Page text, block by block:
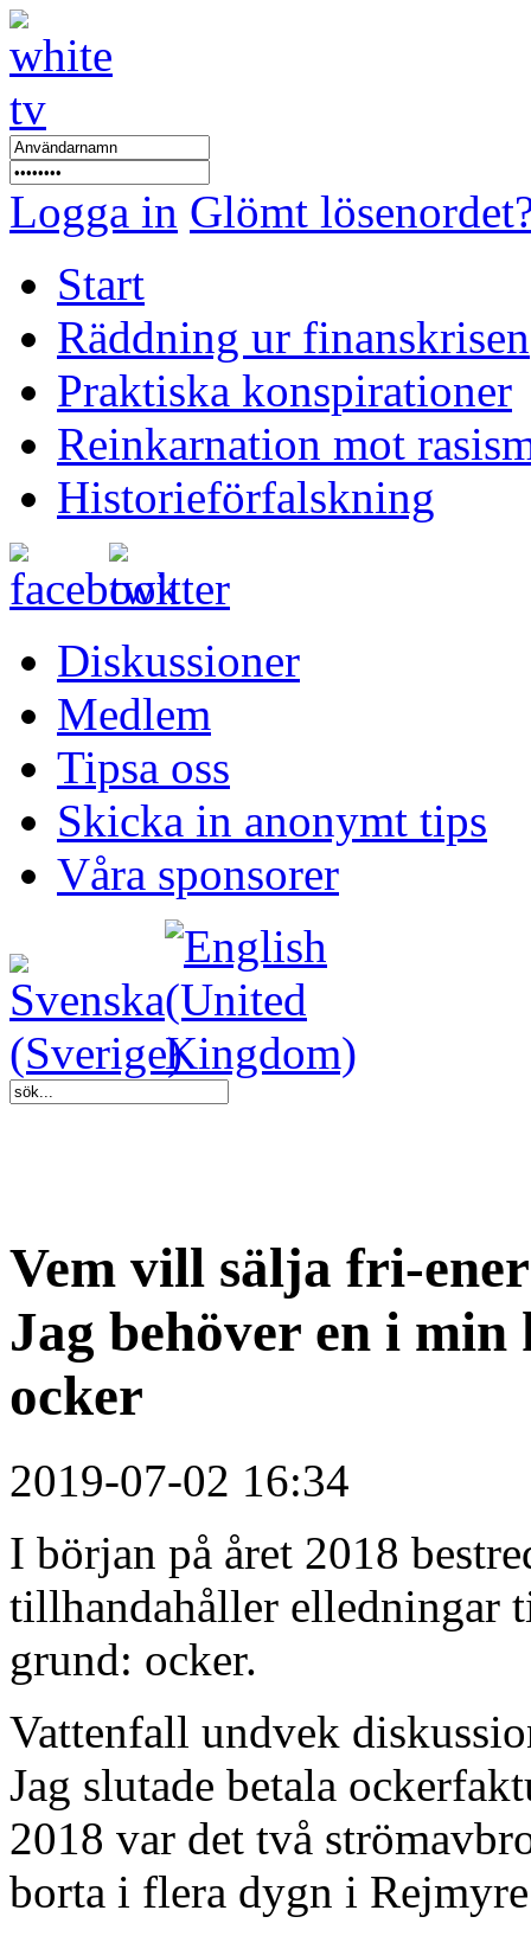
Logga in Glömt
Start
Räddning ur finanskrisen
Praktiska konspirationer
Reinkarnation mot
Historieförfalskning
Diskussioner
Medlem
Tipsa oss
Skicka in anonymt tips
Våra sponsorer
Vem vill sälja fri-
Jag behöver en i
ocker
2019-07-02 16:34
I början på året 2018
tillhandahåller elledningar
grund: ocker.
Vattenfall undvek
Jag slutade betala
2018 var det två
borta i flera dygn i